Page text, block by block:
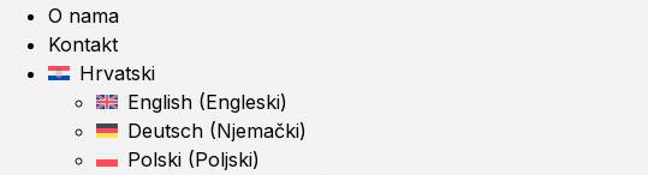
O nama
Kontakt
Hrvatski
English (Engleski)
Deutsch (Njemački)
Polski (Poljski)